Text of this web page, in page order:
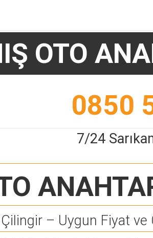
OTO
0850
7/24
– Uygun Fiyat ve